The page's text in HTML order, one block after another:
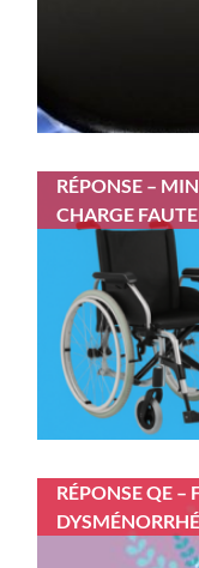
RÉPONSE –
CHARGE
RÉPONSE QE –